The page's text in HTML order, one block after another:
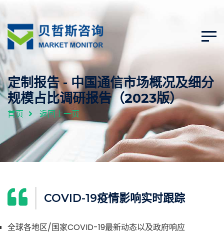
定制报告 - 中国通信市场概况及细分
规模占比调研报告（2023版）
首页 返回上一页
COVID-19疫情影响实时跟踪
全球各地区/国家COVID-19最新动态以及政府响应